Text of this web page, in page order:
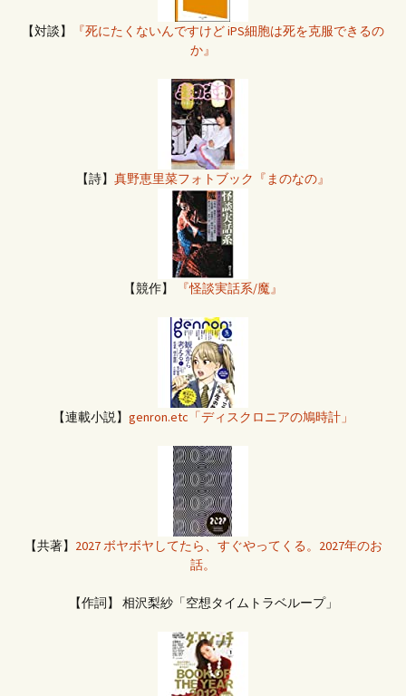
【対談】
『死にたくないんですけど iPS細胞は死を克服できるの
か』
【詩】 真野恵里菜フォトブック『まのなの』
【競作】 『怪談実話系/魔』
【連載小説】 genron.etc「ディスクロニアの鳩時計」
【共著】 2027 ボヤボヤしてたら、すぐやってくる。2027年のお
話。
【作詞】 相沢梨紗「空想タイムトラベループ」